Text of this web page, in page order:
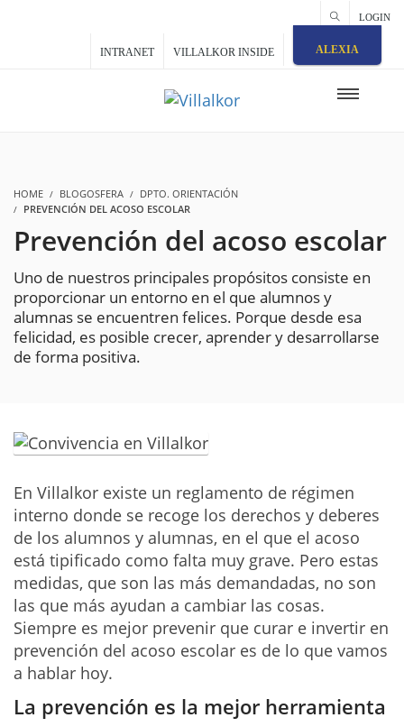
LOGIN
INTRANET VILLALKOR INSIDE ALEXIA
HOME BLOGOSFERA
DPTO. ORIENTACIÓN
PREVENCIÓN DEL ACOSO ESCOLAR
Prevención del acoso escolar
Uno de nuestros principales propósitos consiste en
proporcionar un entorno en el que alumnos y
alumnas se encuentren felices. Porque desde esa
felicidad, es posible crecer, aprender y desarrollarse
de forma positiva.
En Villalkor existe un reglamento de régimen
interno donde se recoge los derechos y deberes
de los alumnos y alumnas, en el que el acoso
está tipificado como falta muy grave. Pero estas
medidas, que son las más demandadas, no son
las que más ayudan a cambiar las cosas.
Siempre es mejor prevenir que curar e invertir en
prevención del acoso escolar es de lo que vamos
a hablar hoy.
La prevención es la mejor herramienta